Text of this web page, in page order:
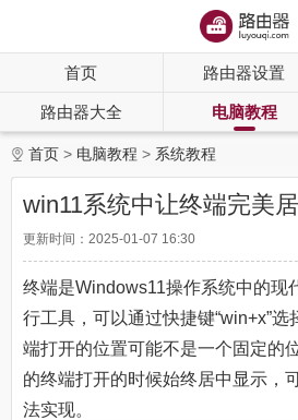
首页 路由器设置
路由器大全 电脑教程
首页 电脑教程 系统教程
win11系统中让终端完美
更新时间：2025-01-07 16:30
终端是Windows11操作系统中的现
行工具，可以通过快捷键“win+x”选
端打开的位置可能不是一个固定的
的终端打开的时候始终居中显示，
法实现。